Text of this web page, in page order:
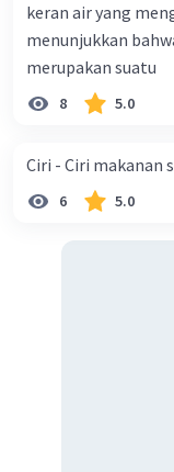
keran air yang
menunjukkan
merupakan suatu
8 5.0
Ciri - Ciri makanan
6 5.0